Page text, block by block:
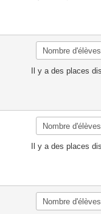
Il y a des places
Il y a des places